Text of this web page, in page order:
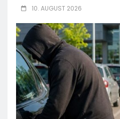
10. AUGUST 2026